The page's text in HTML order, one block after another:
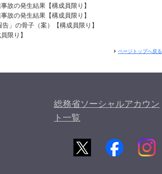
故の発生結果【構成員限り】
故の発生結果【構成員限り】
の骨子（案）【構成員限り】
限り】
ページトップへ戻る
総務省ソーシャルアカウン
ト一覧